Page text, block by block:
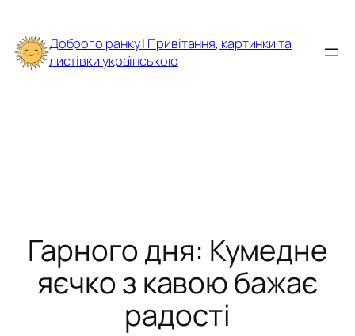
до
вмісту
Доброго ранку | Привітання, картинки та
листівки українською
Гарного дня: Кумедне
яєчко з кавою бажає
радості